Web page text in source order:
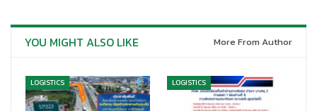
YOU MIGHT ALSO LIKE More From Author
LOGISTICS LOGISTICS